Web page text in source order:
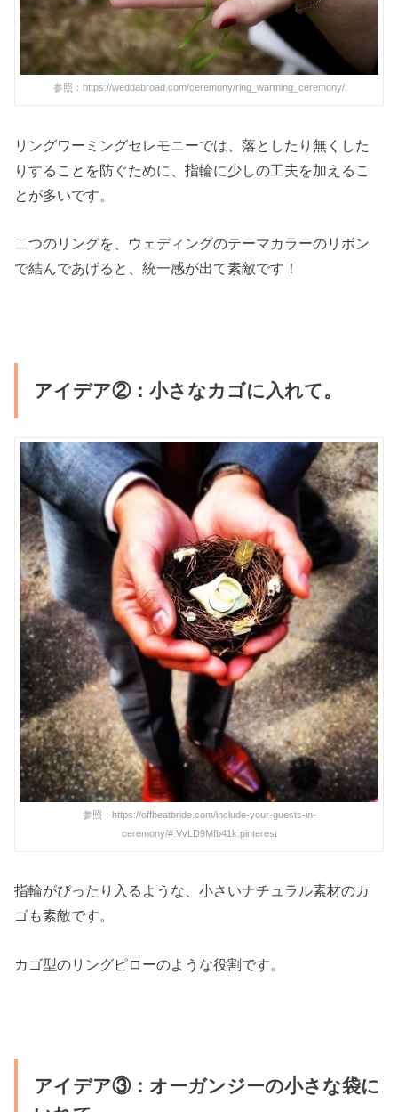
参照：https://weddabroad.com/ceremony/ring_warming_ceremony/
リングワーミングセレモニーでは、落としたり無くした
りすることを防ぐために、指輪に少しの工夫を加えるこ
とが多いです。
二つのリングを、ウェディングのテーマカラーのリボン
で結んであげると、統一感が出て素敵です！
アイデア②：小さなカゴに入れて。
参照：https://offbeatbride.com/include-your-guests-in-
ceremony/#.VvLD9Mfb41k.pinterest
指輪がぴったり入るような、小さいナチュラル素材のカ
ゴも素敵です。
カゴ型のリングピローのような役割です。
アイデア③：オーガンジーの小さな袋に